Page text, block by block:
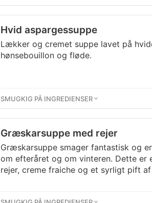
Hvid aspargessuppe
Lækker og cremet suppe lavet på
hønsebouillon og fløde.
SMUGKIG PÅ INGREDIENSER
Græskarsuppe med rejer
Græskarsuppe smager fantastisk og
om efteråret og om vinteren. Dette er
rejer, creme fraiche og et syrligt pift af